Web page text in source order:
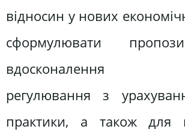
відносин у нових
сформулювати
вдосконалення
регулювання з
практики, а також для